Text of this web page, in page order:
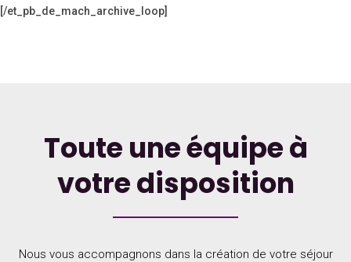
[/et_pb_de_mach_archive_loop]
Toute une équipe à
votre disposition
Nous vous accompagnons dans la création de votre séjour